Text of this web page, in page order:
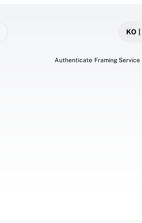
KO
Authenticate Framing Service